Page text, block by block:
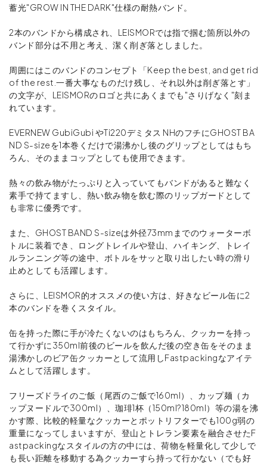
蓄光"GROW IN THE DARK"仕様の耐熱バンド。
2本のバンドから構成され、LEISMORでは指で掴む箇所以外の
バンド部分は不用と考え、潔く削ぎ落としました。
周囲にはこのバンドのコンセプト「Keep the best, and get rid
of the rest.一番大事なものだけ残し、それ以外は削ぎ落とす」
の文字が、LEISMORのロゴと共にあくまでも"さりげなく"刻ま
れています。
EVERNEW GubiGubi やTi220デミタス NHのフチにGHOST BA
ND S-sizeを1本巻くだけで湯沸かし後のグリップとしてはもち
ろん、そのままコップとしても使用できます。
熱々の飲み物がたっぷりと入っていてもバンドがあると難なく
素手で持てますし、熱い飲み物を飲む際のリップガードとして
も非常に優秀です。
また、GHOST BAND S-sizeは外径73mmまでのウォーターボ
トルに装着でき、ロングトレイルや登山、ハイキング、トレイ
ルランニング等の途中、ボトルをサッと取り出したい時の滑り
止めとしても活躍します。
さらに、LEISMOR的オススメの使い方は、好きなビール缶に2
本のバンドを巻くスタイル。
缶を持った際に手が冷たくないのはもちろん、クッカーを持っ
て行かずに350ml前後のビールを飲んだ後の空き缶をそのまま
湯沸かしのビア缶クッカーとして流用しFastpackingなアイテ
ムとして活躍します。
フリーズドライのご飯（尾西のご飯で160ml）、カップ麺（カ
ップヌードルで300ml）、珈琲1杯（150ml?180ml）等の湯を沸
かす際、比較的軽量なクッカーとポットリフターでも100g弱の
重量になってしまいますが、登山とトレラン要素を融合させたF
astpackingなスタイルの方の中には、荷物を軽量化して少しで
も長い距離を移動する為クッカーすら持って行かない（でも好